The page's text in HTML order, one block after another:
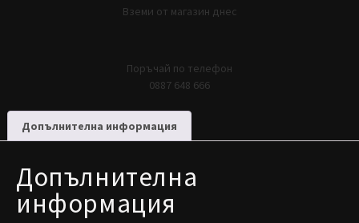
Вземи от магазин днес
Поръчай по телефон
0887 648 666
Допълнителна информация
Допълнителна
информация